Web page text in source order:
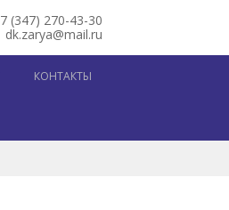
(347) 270-43-30
dk.zarya@mail.ru
КОНТАКТЫ